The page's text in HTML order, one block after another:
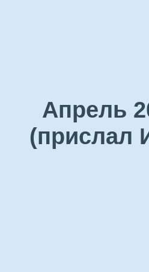
Апрель
(прислал